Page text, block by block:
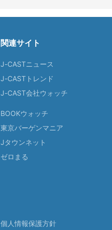
関連サイト
J-CASTニュース
J-CASTトレンド
J-CAST会社ウォッチ
BOOKウォッチ
東京バーゲンマニア
Jタウンネット
ゼロまる
個人情報保護方針